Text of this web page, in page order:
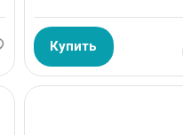
Купить